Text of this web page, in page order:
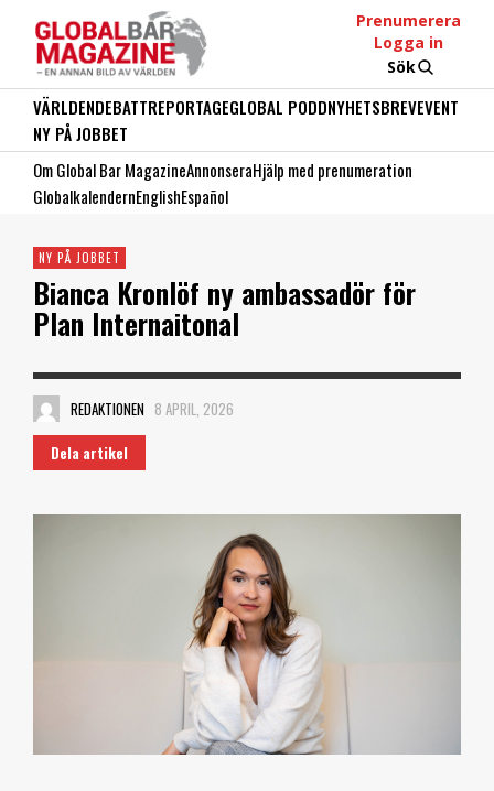
Prenumerera
Logga in
Sök
VÄRLDENDEBATTREPORTAGEGLOBAL PODDNYHETSBREVEVENT
NY PÅ JOBBET
Om Global Bar MagazineAnnonseraHjälp med prenumeration
GlobalkalendernEnglishEspañol
NY PÅ JOBBET
Bianca Kronlöf ny ambassadör för
Plan Internaitonal
REDAKTIONEN 8 APRIL, 2026
Dela artikel